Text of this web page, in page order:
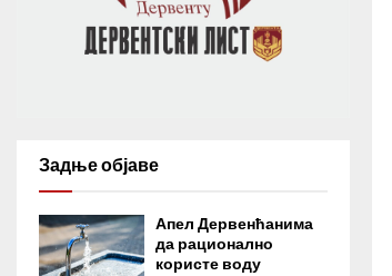
Задње објаве
Апел Дервенћанима
да рационално
користе воду